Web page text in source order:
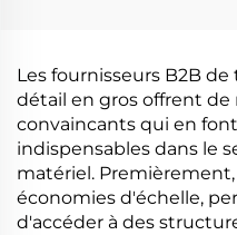
Les fournisseurs B2B
détail en gros offrent
convaincants qui en
indispensables dans le
matériel.
économies d'échelle,
d'accéder à des